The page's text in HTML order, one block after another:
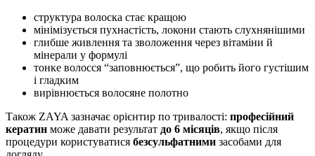
структура волоска стає кращою
мінімізується пухнастість, локони стають слухнянішими
глибше живлення та зволоження через вітаміни й
мінерали у формулі
тонке волосся “заповнюється”, що робить його густішим
і гладким
вирівнюється волосяне полотно
Також ZAYA зазначає орієнтир по тривалості: професійний
кератин може давати результат до 6 місяців, якщо після
процедури користуватися безсульфатними засобами для